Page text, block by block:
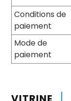
Conditions de
paiement
Mode de
paiement